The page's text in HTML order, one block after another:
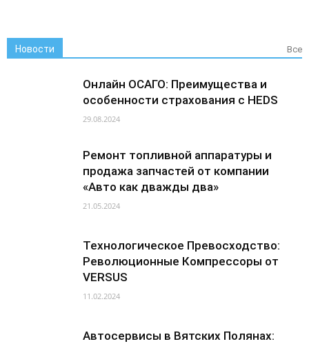
Новости Все
Онлайн ОСАГО: Преимущества и
особенности страхования с HEDS
29.08.2024
Ремонт топливной аппаратуры и
продажа запчастей от компании
«Авто как дважды два»
21.05.2024
Технологическое Превосходство:
Революционные Компрессоры от
VERSUS
11.02.2024
Автосервисы в Вятских Полянах: